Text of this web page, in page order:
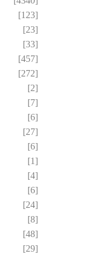
[123]
[23]
[33]
[457]
[272]
[2]
[7]
[6]
[27]
[6]
[1]
[4]
[6]
[24]
[8]
[48]
[29]